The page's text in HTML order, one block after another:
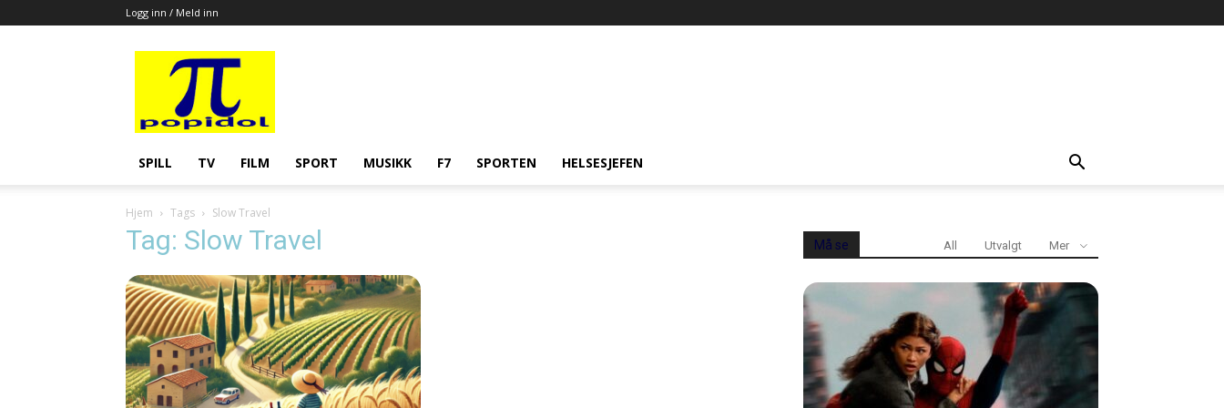
Logg inn / Meld inn
SPILL TV FILM SPORT MUSIKK F7 SPORTEN HELSESJEFEN
Hjem Tags Slow Travel
Tag: Slow Travel Må se All Utvalgt Mer